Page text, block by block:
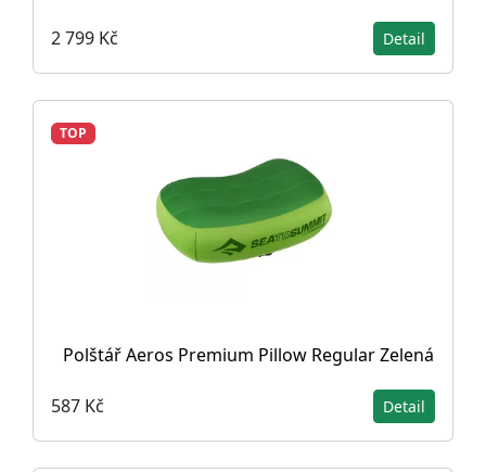
2 799 Kč Detail
TOP
Polštář Aeros Premium Pillow Regular Zelená
587 Kč Detail